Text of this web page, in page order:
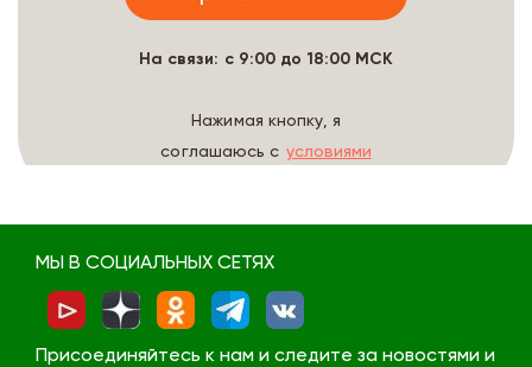
На связи: с 9:00 до 18:00 МСК
Нажимая кнопку, я
соглашаюсь с условиями
МЫ В СОЦИАЛЬНЫХ СЕТЯХ
Присоединяйтесь к нам и следите за новостями и